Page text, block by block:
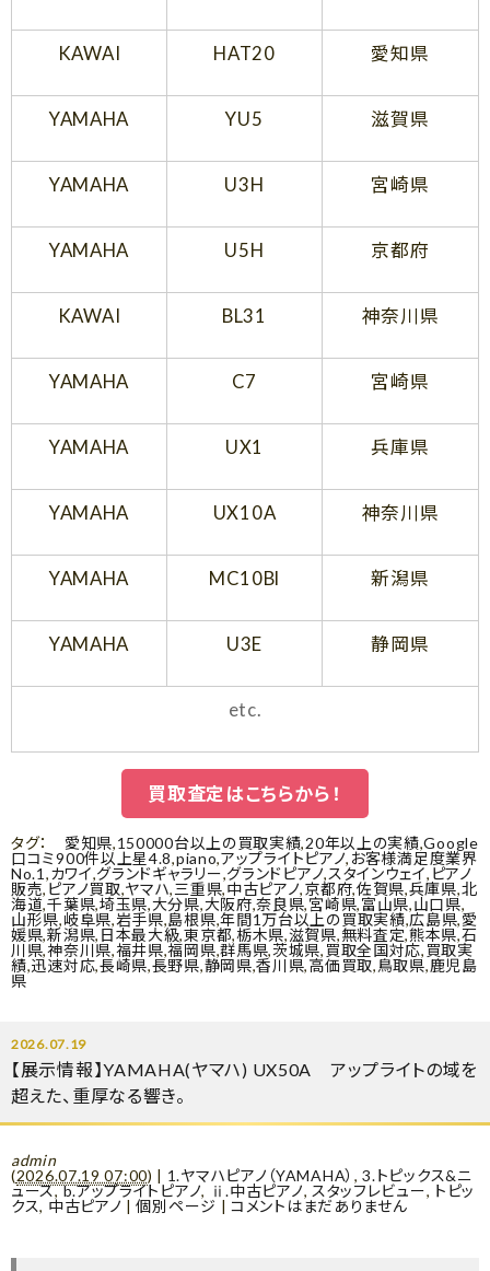
KAWAI HAT20 愛知県
YAMAHA YU5 滋賀県
YAMAHA U3H 宮崎県
YAMAHA U5H 京都府
KAWAI BL31 神奈川県
YAMAHA C7 宮崎県
YAMAHA UX1 兵庫県
YAMAHA UX10A 神奈川県
YAMAHA MC10Bl 新潟県
YAMAHA U3E 静岡県
etc.
買取査定はこちらから！
タグ： 愛知県,150000台以上の買取実績,20年以上の実績,Google
口コミ900件以上星4.8,piano,アップライトピアノ, お客様満足度業界
No.1 ,カワイ,グランドギャラリー,グランドピアノ,スタインウェイ, ピアノ
販売, ピアノ買取,ヤマハ,三重県,中古ピアノ,京都府,佐賀県,兵庫県,北
海道,千葉県,埼玉県,大分県,大阪府,奈良県,宮崎県,富山県,山口県,
山形県,岐阜県,岩手県,島根県,年間1万台以上の買取実績,広島県,愛
媛県,新潟県, 日本最大級,東京都,栃木県,滋賀県,無料査定,熊本県,石
川県,神奈川県,福井県,福岡県,群馬県,茨城県, 買取全国対応, 買取実
績,迅速対応,長崎県,長野県,静岡県,香川県,高価買取,鳥取県,鹿児島
県
2026.07.19
【展示情報】YAMAHA(ヤマハ) UX50A アップライトの域を
超えた、重厚なる響き。
admin
(2026.07.19 07:00) | 1.ヤマハピアノ（YAMAHA） ,3.トピックス&ニ
ュース,b.アップライトピアノ, ⅱ.中古ピアノ, スタッフレビュー, トピッ
クス, 中古ピアノ |個別ページ |コメントはまだありません